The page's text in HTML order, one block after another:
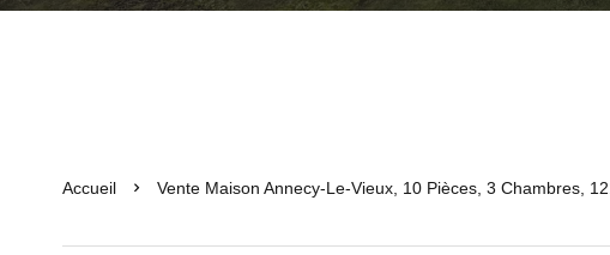
Accueil Vente Maison Annecy-Le-Vieux, 10 Pièces, 3 Chambres,